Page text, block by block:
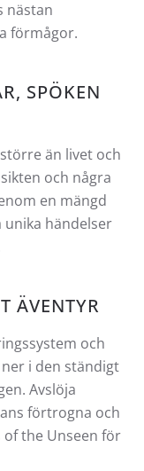
nästan
förmågor.
SPÖKEN
än livet och
och några
en mängd
händelser
ÄVENTYR
och
i den ständigt
Avslöja
förtrogna och
of the Unseen för